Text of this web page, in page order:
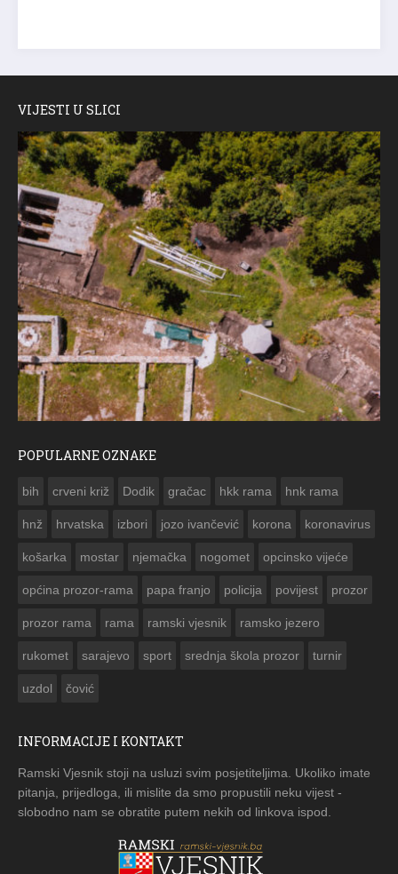
VIJESTI U SLICI
POPULARNE OZNAKE
bih crveni križ Dodik gračac hkk rama hnk rama
hnž hrvatska izbori jozo ivančević korona koronavirus
košarka mostar njemačka nogomet opcinsko vijeće
općina prozor-rama papa franjo policija povijest prozor
prozor rama rama ramski vjesnik ramsko jezero
rukomet sarajevo sport srednja škola prozor turnir
uzdol čović
INFORMACIJE I KONTAKT
Ramski Vjesnik stoji na usluzi svim posjetiteljima. Ukoliko imate
pitanja, prijedloga, ili mislite da smo propustili neku vijest -
slobodno nam se obratite putem nekih od linkova ispod.